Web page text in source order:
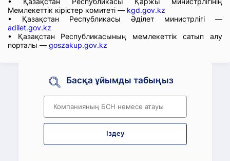
Мемлекеттік кірістер комитеті — kgd.gov.kz
• Қазақстан Республикасы Әділет министрлігі —
adilet.gov.kz
• Қазақстан Республикасының мемлекеттік сатып алу
порталы — goszakup.gov.kz
Басқа ұйымды табыңыз
Іздеу